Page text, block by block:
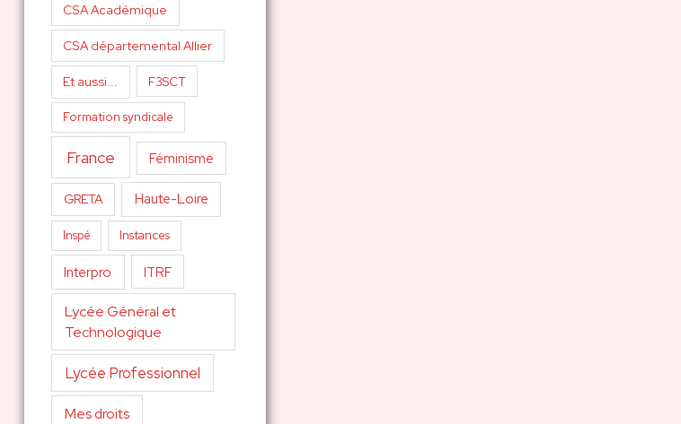
CSA Académique
CSA départemental Allier
Et aussi... F3SCT
Formation syndicale
France Féminisme
GRETA Haute-Loire
Inspé Instances
Interpro ITRF
Lycée Général et
Technologique
Lycée Professionnel
Mes droits